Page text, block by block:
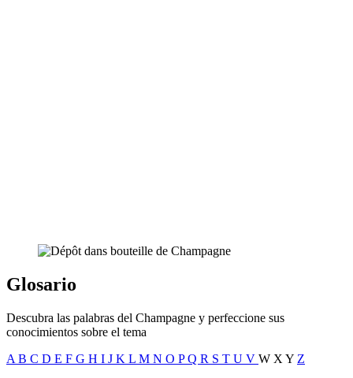
Glosario
Descubra las palabras del Champagne y perfeccione sus
conocimientos sobre el tema
A B C D E F G H I J K L M N O PQ R S T U V W X Y Z